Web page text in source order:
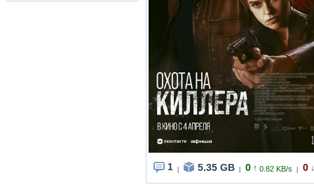
1 5.35 GB 0 ↑ 0.82 KB/s 0 ↓